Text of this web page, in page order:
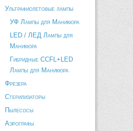
Ультрафиолетовые лампы
УФ Лампы для Маникюра
LED / ЛЕД Лампы для
Маникюра
Гибридные CCFL+LED
Лампы для Маникюра
Фрезера
Стерилизаторы
Пылесосы
Аэрографы